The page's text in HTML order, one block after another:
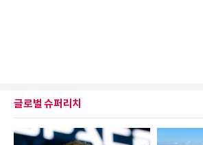
글로벌 슈퍼리치